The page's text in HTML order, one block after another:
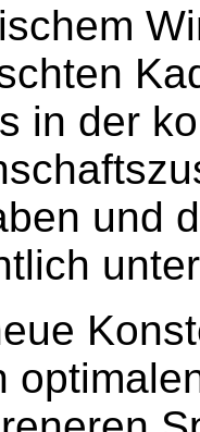
in der
und